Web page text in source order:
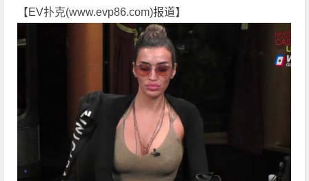
【EV扑克(www.evp86.com)报道】